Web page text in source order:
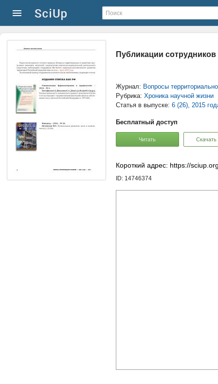
Публикации
Журнал: Вопросы
Рубрика: Хроника научной жизни
Статья в выпуске: 6 (26), 2015
Бесплатный доступ
Читать Скачать
Короткий адрес: https://
ID: 14746374